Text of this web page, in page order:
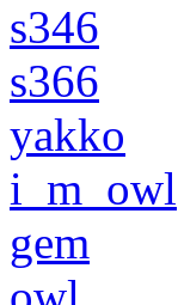
s346
s366
yakko
i_m_owl
gem